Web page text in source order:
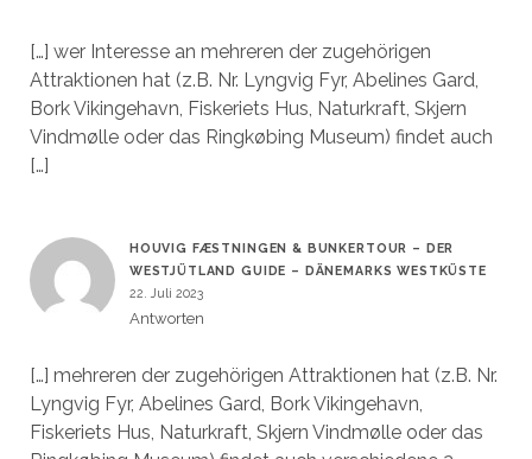
[…] wer Interesse an mehreren der zugehörigen
Attraktionen hat (z.B. Nr. Lyngvig Fyr, Abelines Gard,
Bork Vikingehavn, Fiskeriets Hus, Naturkraft, Skjern
Vindmølle oder das Ringkøbing Museum) findet auch
[…]
HOUVIG FÆSTNINGEN & BUNKERTOUR – DER
WESTJÜTLAND GUIDE – DÄNEMARKS WESTKÜSTE
22. Juli 2023
Antworten
[…] mehreren der zugehörigen Attraktionen hat (z.B. Nr.
Lyngvig Fyr, Abelines Gard, Bork Vikingehavn,
Fiskeriets Hus, Naturkraft, Skjern Vindmølle oder das